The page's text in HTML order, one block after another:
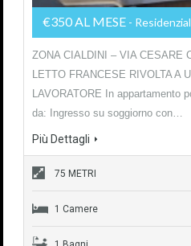
€350 AL MESE -
ZONA CIALDINI – VIA CESARE
LETTO FRANCESE RIVOLTA A
LAVORATORE In appartamento
da: Ingresso su soggiorno con…
Più Dettagli
75 METRI
1 Camere